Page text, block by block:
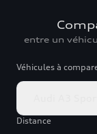
entre un
Véhicules à
Distance